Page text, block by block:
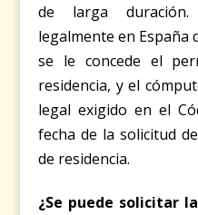
de larga
legalmente en España
se le concede el
residencia, y el
legal exigido en el
fecha de la solicitud
de residencia.
¿Se puede solicitar